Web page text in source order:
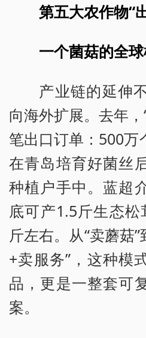
第五大农作物“
一个菌菇的全
产业链的延伸
向海外扩展。去年
笔出口订单：500万
在青岛培育好菌丝
种植户手中。蓝超
底可产1.5斤生态
斤左右。从“卖蘑菇
+卖服务”，这种模
品，更是一整套可
案。